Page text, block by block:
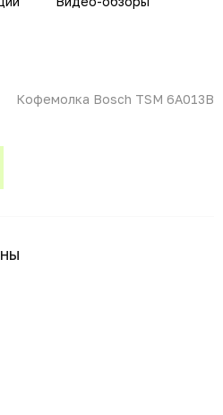
Кофемолка Bosch TSM 6A013B